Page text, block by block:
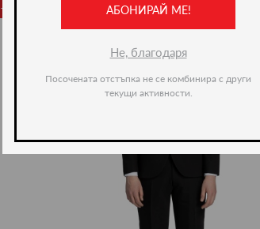
-49% АБОНИРАЙ МЕ!
Не, благодаря
Посочената отстъпка не се комбинира с други
текущи активности.